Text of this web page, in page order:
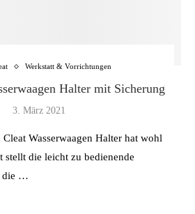
Werkstatt & Vorrichtungen
Halter mit Sicherung
3. März 2021
Wasserwaagen Halter hat wohl
stellt die leicht zu bedienende
die …